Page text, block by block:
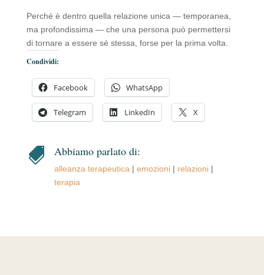
Perché è dentro quella relazione unica — temporanea,
ma profondissima — che una persona può permettersi
di tornare a essere sé stessa, forse per la prima volta.
Condividi:
Facebook WhatsApp
Telegram LinkedIn X
 Abbiamo parlato di:
alleanza terapeutica| emozioni| relazioni|
terapia